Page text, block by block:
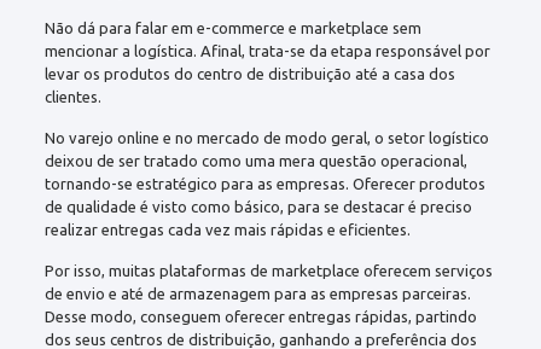
Não dá para falar em e-commerce e marketplace sem
mencionar a logística. Afinal, trata-se da etapa responsável por
levar os produtos do centro de distribuição até a casa dos
clientes.
No varejo online e no mercado de modo geral, o setor logístico
deixou de ser tratado como uma mera questão operacional,
tornando-se estratégico para as empresas. Oferecer produtos
de qualidade é visto como básico, para se destacar é preciso
realizar entregas cada vez mais rápidas e eficientes.
Por isso, muitas plataformas de marketplace oferecem serviços
de envio e até de armazenagem para as empresas parceiras.
Desse modo, conseguem oferecer entregas rápidas, partindo
dos seus centros de distribuição, ganhando a preferência dos